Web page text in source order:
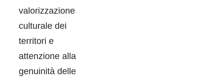
valorizzazione
culturale dei
territori e
attenzione alla
genuinità delle